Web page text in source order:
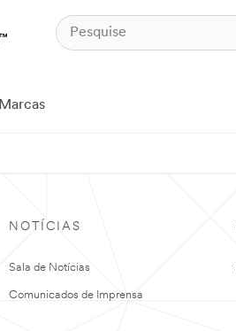
Marcas
NOTÍCIAS
Sala de Notícias
Comunicados de Imprensa